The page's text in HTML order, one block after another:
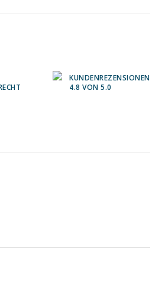
KUNDENREZENSIONEN
4.8 VON 5.0